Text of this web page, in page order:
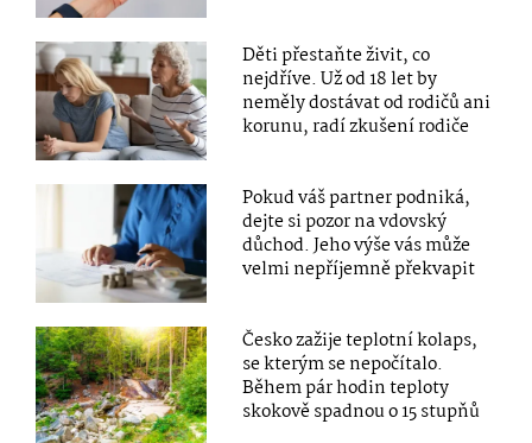
Děti přestaňte živit, co
nejdříve. Už od 18 let by
neměly dostávat od rodičů ani
korunu, radí zkušení rodiče
Pokud váš partner podniká,
dejte si pozor na vdovský
důchod. Jeho výše vás může
velmi nepříjemně překvapit
Česko zažije teplotní kolaps,
se kterým se nepočítalo.
Během pár hodin teploty
skokově spadnou o 15 stupňů